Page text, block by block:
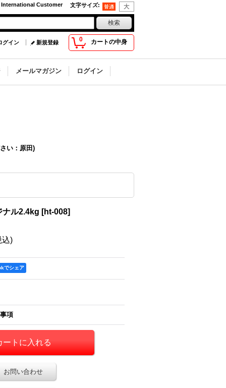
文字サイズ:
International Customer
0 カートの中身
グイン 新規登録
メールマガジン ログイン
い：原田)
ナル2.4kg [ht-008]
込)
でシェア
項
お問い合わせ